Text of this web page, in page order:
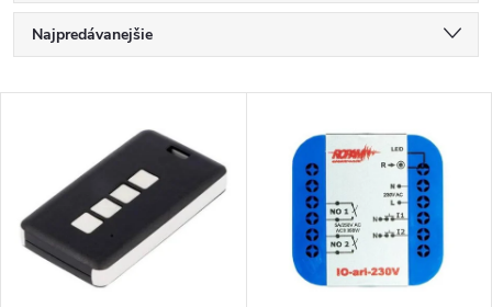
R
a
e
n
Najpredávanejšie
Abecedne
p